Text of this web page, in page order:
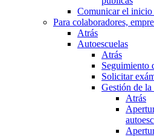
Comunicar el inicio
Para colaboradores,
Atrás
Autoescuelas
Atrás
Seguimiento
Solicitar
Gestión de la
Atrás